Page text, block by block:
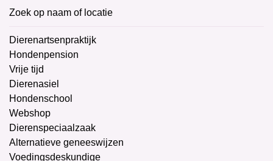
Zoek op naam of locatie
Dierenartsenpraktijk
Hondenpension
Vrije tijd
Dierenasiel
Hondenschool
Webshop
Dierenspeciaalzaak
Alternatieve geneeswijzen
Voedingsdeskundige